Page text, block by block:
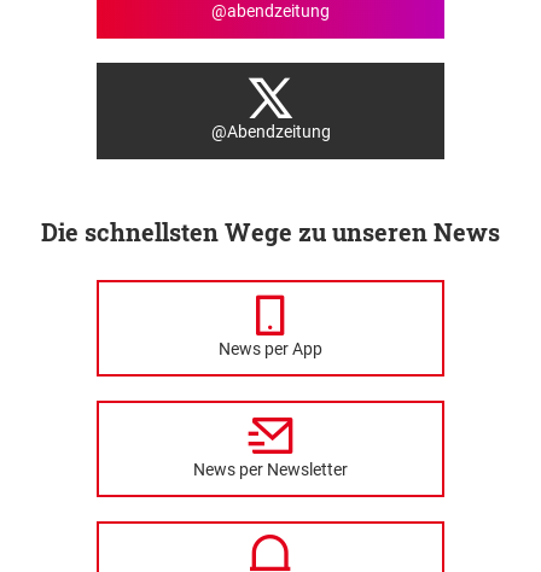
@abendzeitung
@Abendzeitung
Die schnellsten Wege zu unseren News
News per App
News per Newsletter